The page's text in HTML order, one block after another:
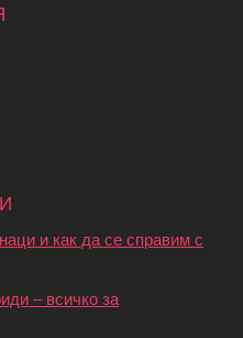
и как да се справим с
– всичко за